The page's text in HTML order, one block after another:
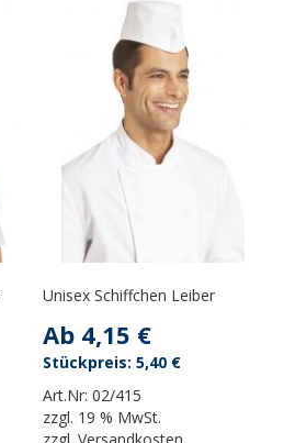
Unisex Schiffchen Leiber
Ab 4,15 €
Art.Nr:02/415
zzgl. 19 % MwSt.
zzgl.Versandkosten
5,40 €